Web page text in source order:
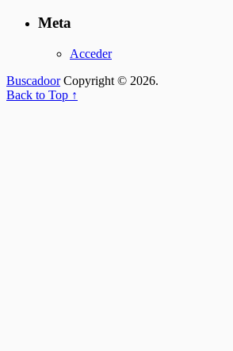
Meta
Acceder
BuscadoorCopyright © 2026.
Back to Top ↑